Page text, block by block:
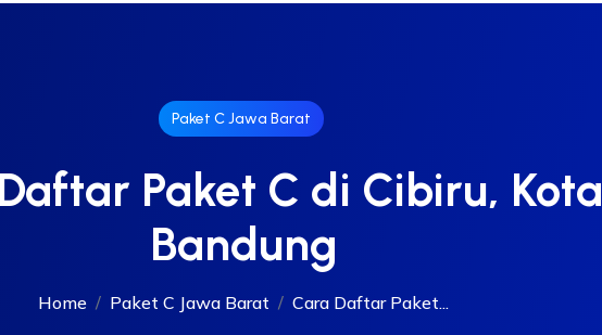
Paket C Jawa Barat
Paket C di Cibiru, Kota
Bandung
Home Paket C Jawa Barat Cara Daftar Paket...